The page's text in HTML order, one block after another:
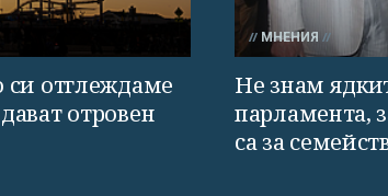
си отглеждаме
отровен
МНЕНИЯ
Не знам
парламента,
са за